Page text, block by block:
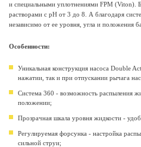
и специальными уплотнениями FPM (Viton).
растворами с рН от 3 до 8. А благодаря
независимо от ее уровня, угла и положения
Особенности:
Уникальная конструкция насоса Double
нажатии, так и при отпускании рычага
Система 360 - возможность распыления
положении;
Прозрачная шкала уровня жидкости -
Регулируемая форсунка - настройка
сильной струи;